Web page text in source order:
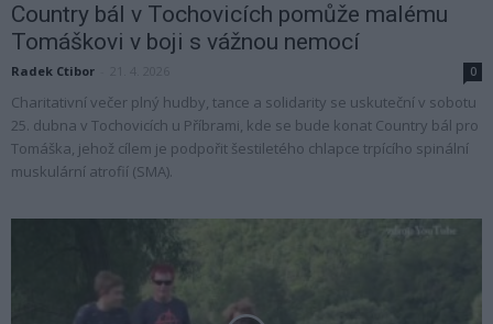
Country bál v Tochovicích pomůže malému
Tomáškovi v boji s vážnou nemocí
Radek Ctibor 0
Charitativní večer plný hudby, tance a solidarity se uskuteční v sobotu
25. dubna v Tochovicích u Příbrami, kde se bude konat Country bál pro
Tomáška, jehož cílem je podpořit šestiletého chlapce trpícího spinální
muskulární atrofií (SMA).